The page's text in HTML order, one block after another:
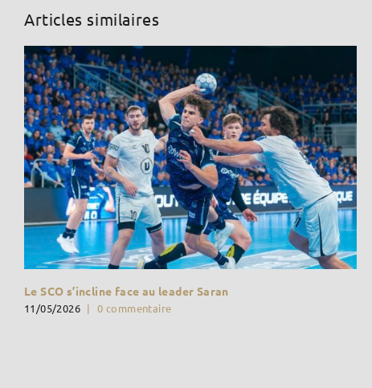
Articles similaires
Le SCO s’incline face au leader Saran
11/05/2026 | 0 commentaire